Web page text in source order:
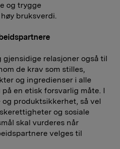
og trygge
bruksverdi.
relasjoner også til
de krav som stilles,
og ingredienser i alle
en etisk forsvarlig måte. I
produktsikkerhet, så vel
og sosiale
skal vurderes når
velges til